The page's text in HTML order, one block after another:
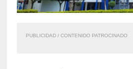
PUBLICIDAD / CONTENIDO PATROCINADO